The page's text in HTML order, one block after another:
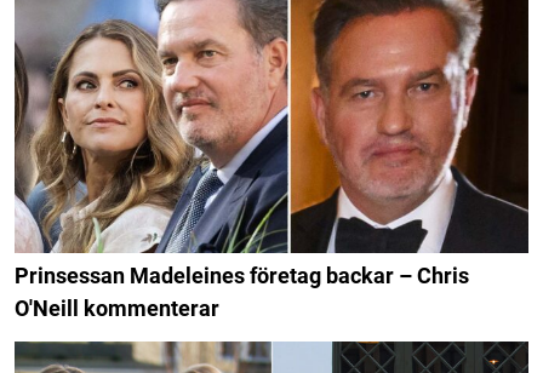
Prinsessan Madeleines företag backar – Chris
O'Neill kommenterar